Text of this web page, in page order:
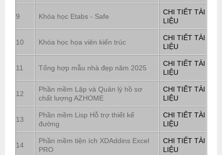
9 Khóa học Etabs - Safe
CHI TIẾT TÀI
LIỆU
10 Khóa học họa viên kiến trúc
CHI TIẾT TÀI
LIỆU
11 Tổng hợp mẫu nhà đẹp năm 2025
CHI TIẾT TÀI
LIỆU
12
Phần mềm Lập và Quản lý hồ sơ
chất lượng AZHOME
CHI TIẾT TÀI
LIỆU
13
Phần mềm Lisp Hỗ trợ thiết kế
đường
CHI TIẾT TÀI
LIỆU
14
Phần mềm tiện ích XDAddins Excel
PRO
CHI TIẾT TÀI
LIỆU